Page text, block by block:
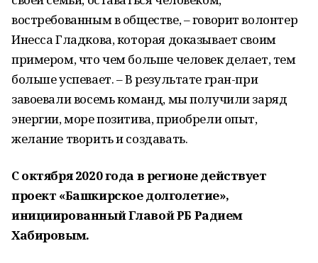
востребованным в обществе, – говорит волонтер
Инесса Гладкова, которая доказывает своим
примером, что чем больше человек делает, тем
больше успевает. – В результате гран-при
завоевали восемь команд, мы получили заряд
энергии, море позитива, приобрели опыт,
желание творить и создавать.
С октября 2020 года в регионе действует
проект «Башкирское долголетие»,
инициированный Главой РБ Радием
Хабировым.